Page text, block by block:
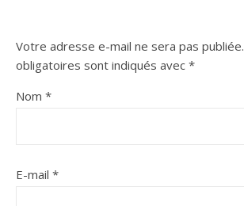
Votre adresse e-mail ne sera pas publiée.
obligatoires sont indiqués avec *
Nom *
E-mail *